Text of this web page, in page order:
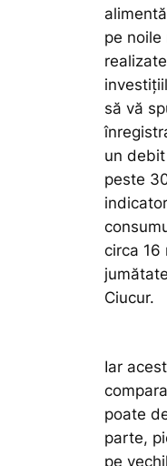
pe noile
să vă
un
peste
circa 16
Ciucur.
Iar
poate
parte,
pe